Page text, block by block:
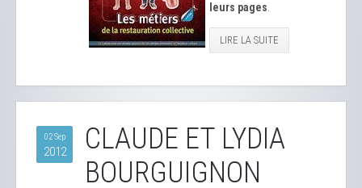
leurs pages
LIRE LA SUITE
02 Sep
2012
CLAUDE ET LYDIA
BOURGUIGNON